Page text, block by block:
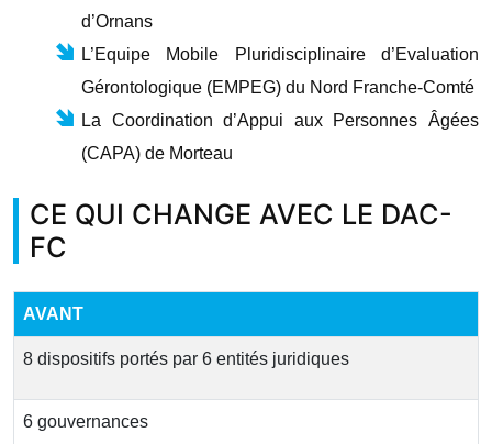
d’Ornans
L’Equipe Mobile Pluridisciplinaire d’Evaluation
Gérontologique (EMPEG) du Nord Franche-Comté
La Coordination d’Appui aux Personnes Âgées
(CAPA) de Morteau
CE QUI CHANGE AVEC LE DAC-
FC
AVANT
8 dispositifs portés par 6 entités juridiques
6 gouvernances